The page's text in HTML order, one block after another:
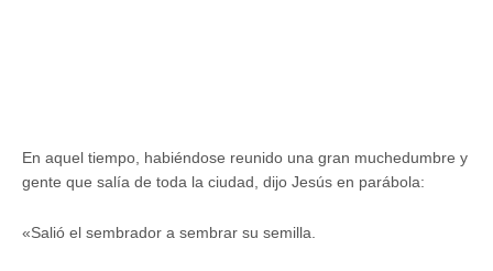
En aquel tiempo, habiéndose reunido una gran muchedumbre y
gente que salía de toda la ciudad, dijo Jesús en parábola:
«Salió el sembrador a sembrar su semilla.